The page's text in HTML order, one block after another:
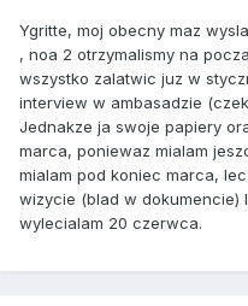
Ygritte, moj obecny maz
, noa 2 otrzymalismy na
wszystko zalatwic juz w
interview w ambasadzie
Jednakze ja swoje papiery
marca, poniewaz mialam
mialam pod koniec marca,
wizycie (blad w dokumencie)
wylecialam 20 czerwca.